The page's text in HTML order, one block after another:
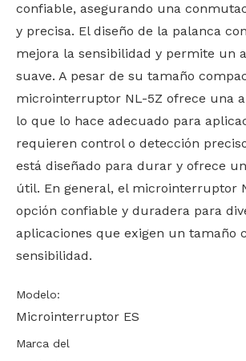
confiable, asegurando una
y precisa. El diseño de la palanca
mejora la sensibilidad y permite un
suave. A pesar de su tamaño
microinterruptor NL-5Z ofrece una
lo que lo hace adecuado para
requieren control o detección
está diseñado para durar y ofrece
útil. En general, el microinterruptor
opción confiable y duradera para
aplicaciones que exigen un tamaño
sensibilidad.
Modelo:
Microinterruptor ES
Marca del